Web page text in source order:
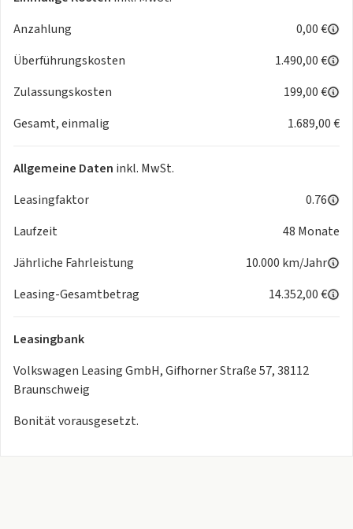
Anzahlung
0,00 €
Überführungskosten
1.490,00 €
Zulassungskosten
199,00 €
Gesamt, einmalig
1.689,00 €
Allgemeine Daten inkl. MwSt.
Leasingfaktor
0.76
Laufzeit
48 Monate
Jährliche Fahrleistung
10.000 km/Jahr
Leasing-Gesamtbetrag
14.352,00 €
Leasingbank
Volkswagen Leasing GmbH, Gifhorner Straße 57, 38112
Braunschweig
Bonität vorausgesetzt.